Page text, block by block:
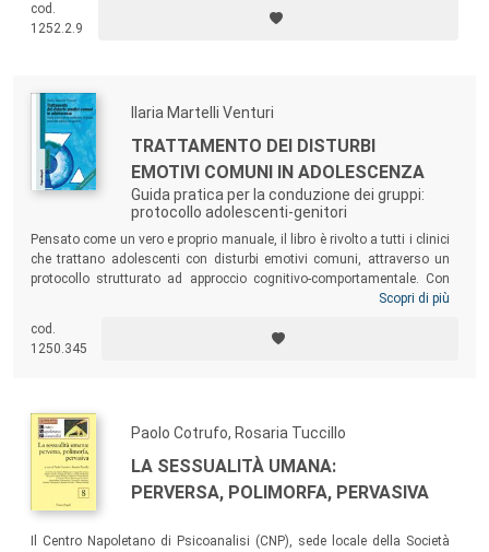
realizzare, esponendo le caratteristiche e le implicazioni cliniche del
sé, inteso nella sua modalità totale e spontanea e nelle sue principali
cod.
1252.2.9
Ilaria Martelli Venturi
TRATTAMENTO DEI DISTURBI
EMOTIVI COMUNI IN ADOLESCENZA
Guida pratica per la conduzione dei gruppi:
protocollo adolescenti-genitori
Pensato come un vero e proprio manuale, il libro è rivolto a tutti i clinici
che trattano adolescenti con disturbi emotivi comuni, attraverso un
protocollo strutturato ad approccio cognitivo-comportamentale. Con
ci si riferisce a una
d’ansia, stati depressivi lievi e moderati, attacchi di panico, disturbi del
sonno, disturbi somatoformi e condizioni di stress, ma che,
Scopri di più
cod.
1250.345
Paolo Cotrufo, Rosaria Tuccillo
LA SESSUALITÀ UMANA:
PERVERSA, POLIMORFA, PERVASIVA
Il Centro Napoletano di Psicoanalisi (CNP), sede locale della Società